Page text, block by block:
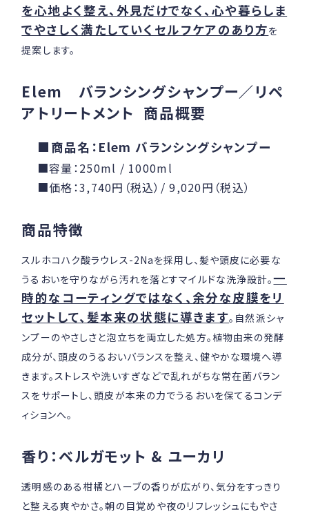
を心地よく整え、外見だけでなく、心や暮らしま
でやさしく満たしていくセルフケアのあり方を
提案します。
Elem バランシングシャンプー／リペ
アトリートメント 商品概要
■商品名：Elem バランシングシャンプー
■容量：250ml / 1000ml
■価格：3,740円（税込）/ 9,020円（税込）
商品特徴
スルホコハク酸ラウレス-2Naを採用し、髪や頭皮に必要な
うるおいを守りながら汚れを落とすマイルドな洗浄設計。一
時的なコーティングではなく、余分な皮膜をリ
セットして、髪本来の状態に導きます。自然派シャ
ンプーのやさしさと泡立ちを両立した処方。植物由来の発酵
成分が、頭皮のうるおいバランスを整え、健やかな環境へ導
きます。ストレスや洗いすぎなどで乱れがちな常在菌バラン
スをサポートし、頭皮が本来の力でうるおいを保てるコンデ
ィションへ。
香り：ベルガモット & ユーカリ
透明感のある柑橘とハーブの香りが広がり、気分をすっきり
と整える爽やかさ。朝の目覚めや夜のリフレッシュにもやさ